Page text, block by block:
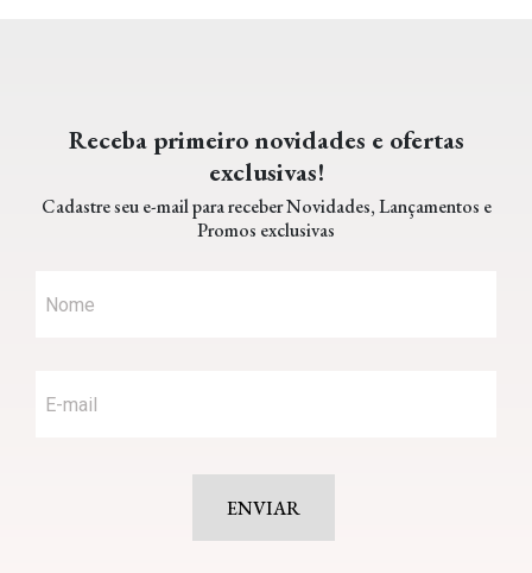
Receba primeiro novidades e ofertas
exclusivas!
Cadastre seu e-mail para receber Novidades, Lançamentos e
Promos exclusivas
ENVIAR